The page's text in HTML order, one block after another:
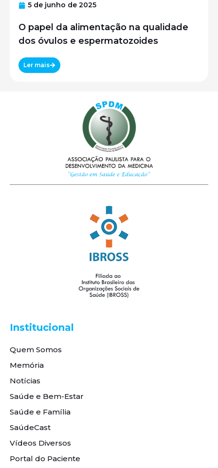
5 de junho de 2025
O papel da alimentação na qualidade
dos óvulos e espermatozoides
Ler mais
Institucional
Quem Somos
Memória
Notícias
Saúde e Bem-Estar
Saúde e Família
SaúdeCast
Vídeos Diversos
Portal do Paciente